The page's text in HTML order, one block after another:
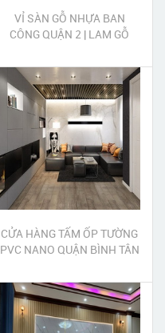
VỈ SÀN GỖ NHỰA BAN
CÔNG QUẬN 2 | LAM GỖ
CÔNG QUẬN 2
CỬA HÀNG TẤM ỐP TƯỜNG
PVC NANO QUẬN BÌNH TÂN